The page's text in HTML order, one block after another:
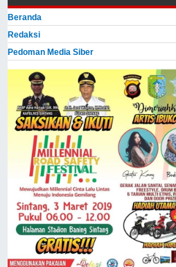
Beranda
Redaksi
Pedoman Media Siber